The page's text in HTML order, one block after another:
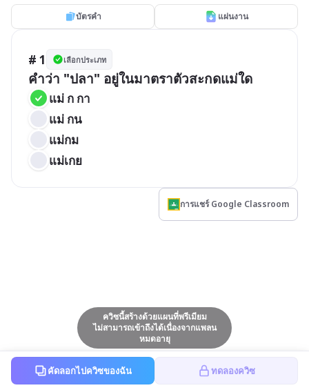
บัตรคำ แผ่นงาน
# 1 เลือกประเภท
คำว่า "ปลา" อยู่ในมาตราตัวสะกดแม่ใด
แม่ ก กา
แม่ กน
แม่กม
แม่เกย
การแชร์ Google Classroom
ควิซนี้สร้างด้วยแผนที่พรีเมียม
ไม่สามารถเข้าถึงได้เนื่องจากแพลน
หมดอายุ
คัดลอกไปควิซของฉัน ทดลองควิซ